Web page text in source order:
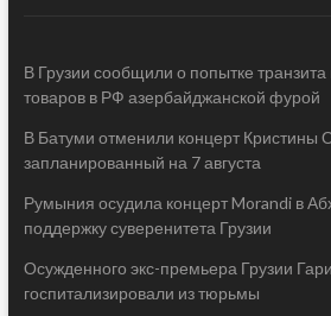
В Грузии сообщили о попытке
товаров в РФ азербайджанской фурой
В Батуми отменили концерт Кристины
запланированный на 7 августа
Румыния осудила концерт Morandi в
поддержку суверенитета Грузии
Осужденного экс-премьера Грузии
госпитализировали из тюрьмы